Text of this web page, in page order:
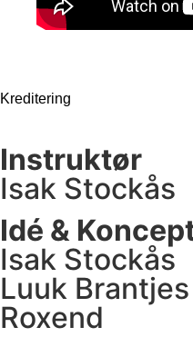
Kreditering
Instruktør
Isak Stockås
Idé &
Isak Stockås
Luuk
Roxend